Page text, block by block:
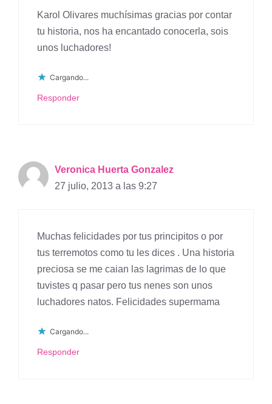
Karol Olivares muchísimas gracias por contar
tu historia, nos ha encantado conocerla, sois
unos luchadores!
Cargando...
Responder
Veronica Huerta Gonzalez
27 julio, 2013 a las 9:27
Muchas felicidades por tus principitos o por
tus terremotos como tu les dices . Una historia
preciosa se me caian las lagrimas de lo que
tuvistes q pasar pero tus nenes son unos
luchadores natos. Felicidades supermama
Cargando...
Responder